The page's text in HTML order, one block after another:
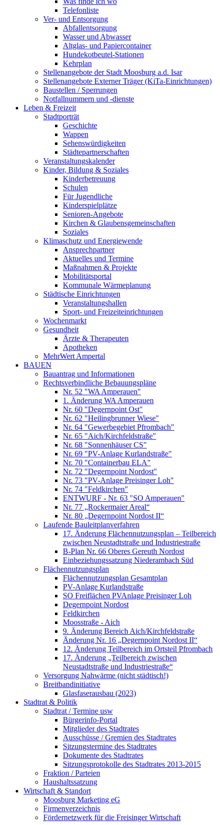
Telefonliste
Ver- und Entsorgung
Abfallentsorgung
Wasser und Abwasser
Altglas- und Papiercontainer
Hundekotbeutel-Stationen
Kehrplan
Stellenangebote der Stadt Moosburg a.d. Isar
Stellenangebote Externer Träger (KiTa-Einrichtungen)
Baustellen / Sperrungen
Notfallnummern und -dienste
Leben & Freizeit
Stadtporträt
Geschichte
Wappen
Sehenswürdigkeiten
Städtepartnerschaften
Veranstaltungskalender
Kinder, Bildung & Soziales
Kinderbetreuung
Schulen
Für Jugendliche
Kinderspielplätze
Senioren-Angebote
Kirchen & Glaubensgemeinschaften
Soziales
Klimaschutz und Energiewende
Ansprechpartner
Aktuelles und Termine
Maßnahmen & Projekte
Mobilitätsportal
Kommunale Wärmeplanung
Städtische Einrichtungen
Veranstaltungshallen
Sport- und Freizeiteinrichtungen
Wochenmarkt
Gesundheit
Ärzte & Therapeuten
Apotheken
MehrWert Ampertal
BAUEN
Bauantrag und Informationen
Rechtsverbindliche Bebauungspläne
Nr. 52 "WA Amperauen"
1. Änderung WA Amperauen
Nr. 60 "Degernpoint Ost"
Nr. 62 "Heilingbrunner Wiese"
Nr. 64 "Gewerbegebiet Pfrombach"
Nr. 65 "Aich/Kirchfeldstraße"
Nr. 68 "Sonnenhäuser CS"
Nr. 69 "PV-Anlage Kurlandstraße"
Nr. 70 "Containerbau ELA"
Nr. 72 "Degernpoint Nordost"
Nr. 73 "PV-Anlage Preisinger Loh"
Nr. 74 "Feldkirchen"
ENTWURF - Nr. 63 "SO Amperauen"
Nr. 77 „Rockermaier Areal“
Nr. 80 „Degernpoint Nordost II“
Laufende Bauleitplanverfahren
17. Änderung Flächennutzungsplan – Teilbereich
zwischen Neustadtstraße und Industriestraße
B-Plan Nr. 66 Oberes Gereuth Nordost
Einbeziehungssatzung Niederambach Süd
Flächennutzungsplan
Flächennutzungsplan Gesamtplan
PV-Anlage Kurlandstraße
SO Freiflächen PV­Anlage Preisinger Loh
Degernpoint Nordost
Feldkirchen
Moosstraße - Aich
9. Änderung Bereich Aich/Kirchfeldstraße
Änderung Nr. 16 „Degernpoint Nordost II“
12. Änderung Teilbereich im Ortsteil Pfrombach
17. Änderung „Teilbereich zwischen
Neustadtstraße und Industriestraße“
Versorgung Nahwärme (nicht städtisch!)
Breitbandinitiative
Glasfaserausbau (2023)
Stadtrat & Politik
Stadtrat / Termine usw
Bürgerinfo-Portal
Mitglieder des Stadtrates
Ausschüsse / Gremien des Stadtrates
Sitzungstermine des Stadtrates
Dokumente des Stadtrates
Sitzungsprotokolle des Stadtrates 2013-2015
Fraktion / Parteien
Haushaltssatzung
Wirtschaft & Standort
Moosburg Marketing eG
Firmenverzeichnis
Fördernetzwerk für die Freisinger Wirtschaft